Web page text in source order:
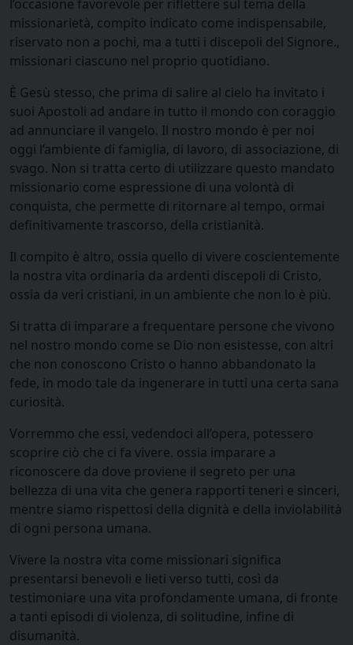
l’occasione favorevole per riflettere sul tema della
missionarietà, compito indicato come indispensabile,
riservato non a pochi, ma a tutti i discepoli del Signore.,
missionari ciascuno nel proprio quotidiano.
È Gesù stesso, che prima di salire al cielo ha invitato i
suoi Apostoli ad andare in tutto il mondo con coraggio
ad annunciare il vangelo. Il nostro mondo è per noi
oggi l’ambiente di famiglia, di lavoro, di associazione, di
svago. Non si tratta certo di utilizzare questo mandato
missionario come espressione di una volontà di
conquista, che permette di ritornare al tempo, ormai
definitivamente trascorso, della cristianità.
Il compito è altro, ossia quello di vivere coscientemente
la nostra vita ordinaria da ardenti discepoli di Cristo,
ossia da veri cristiani, in un ambiente che non lo è più.
Si tratta di imparare a frequentare persone che vivono
nel nostro mondo come se Dio non esistesse, con altri
che non conoscono Cristo o hanno abbandonato la
fede, in modo tale da ingenerare in tutti una certa sana
curiosità.
Vorremmo che essi, vedendoci all’opera, potessero
scoprire ciò che ci fa vivere. ossia imparare a
riconoscere da dove proviene il segreto per una
bellezza di una vita che genera rapporti teneri e sinceri,
mentre siamo rispettosi della dignità e della inviolabilità
di ogni persona umana.
Vivere la nostra vita come missionari significa
presentarsi benevoli e lieti verso tutti, così da
testimoniare una vita profondamente umana, di fronte
a tanti episodi di violenza, di solitudine, infine di
disumanità.